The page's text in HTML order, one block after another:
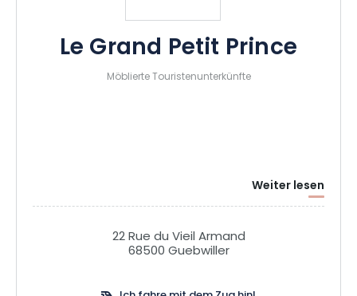
Le Grand Petit Prince
Möblierte Touristenunterkünfte
Weiter lesen
22 Rue du Vieil Armand
68500 Guebwiller